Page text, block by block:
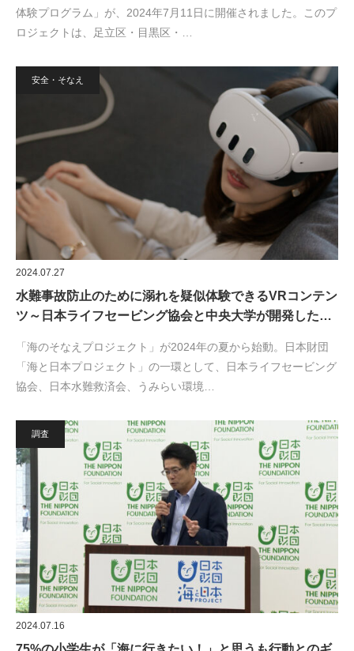
体験プログラム」が、2024年7月11日に開催されました。このプ
ロジェクトは、足立区・目黒区・…
安全・そなえ
2024.07.27
水難事故防止のために溺れを疑似体験できるVRコンテン
ツ～日本ライフセービング協会と中央大学が開発した…
「海のそなえプロジェクト」が2024年の夏から始動。日本財団
「海と日本プロジェクト」の一環として、日本ライフセービング
協会、日本水難救済会、うみらい環境…
調査
2024.07.16